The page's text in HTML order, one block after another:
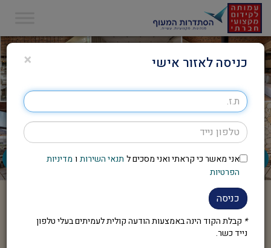
× כניסה לאזור אישי
אני מאשר כי קראתי ואני מסכים ל תנאי השירות ו מדיניות
הפרטיות
כניסה
* קבלת הקוד הינה באמצעות הודעה קולית לעמיתים בעלי טלפון
נייד כשר.